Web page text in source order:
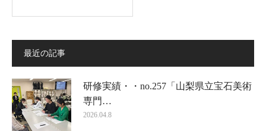
最近の記事
研修実績・・no.257「山梨県立宝石美術
専門…
2026.04.8